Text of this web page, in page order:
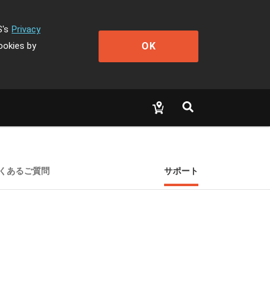
Privacy
by
OK
あるご質問 サポート